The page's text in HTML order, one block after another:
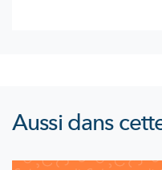
Aussi dans